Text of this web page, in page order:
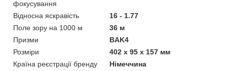
фокусування
Відносна яскравість
16 - 1.77
Поле зору на 1000 м
36 м
Призми
BAK4
Розміри
402 х 95 х 157 мм
Країна реєстрації бренду
Німеччина